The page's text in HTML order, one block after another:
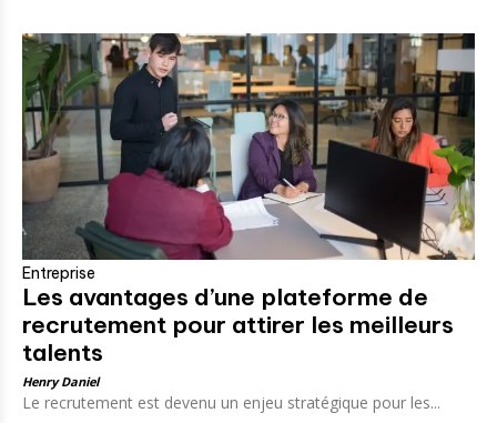
Entreprise
Les avantages d’une plateforme de
recrutement pour attirer les meilleurs
talents
Henry Daniel
Le recrutement est devenu un enjeu stratégique pour les...